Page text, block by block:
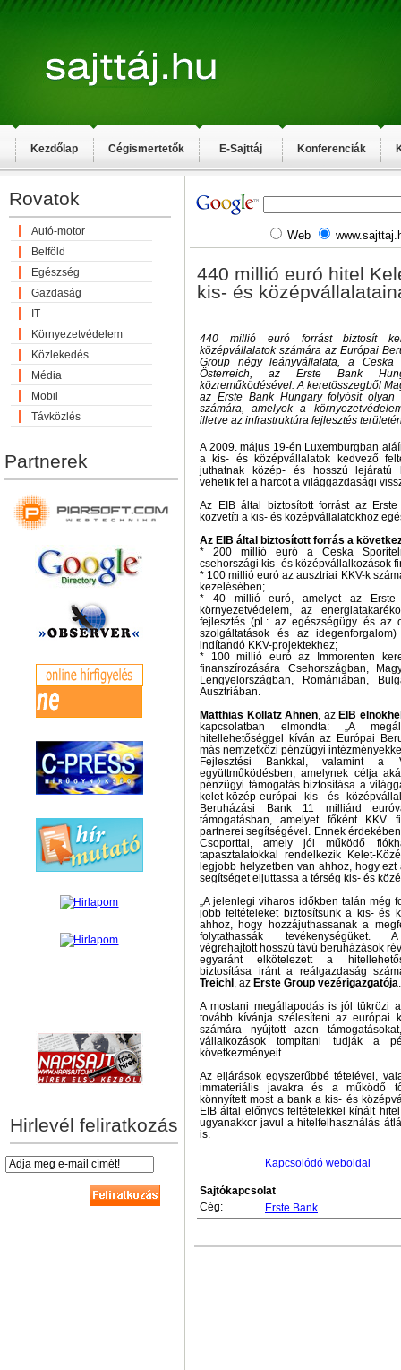
Kezdőlap Cégismertetők E-Sajttáj Konferenciák
Rovatok
Autó-motor
Belföld
Egészség
Gazdaság
IT
Környezetvédelem
Közlekedés
Média
Mobil
Távközlés
Partnerek
Hirlevél feliratkozás
Web
440 millió euró hitel
kis- és
440 millió euró forrást biztosít
középvállalatok számára az Európai
Group négy leányvállalata, a
Österreich, az Erste Bank
közreműködésével. A keretösszegből
az Erste Bank Hungary folyósít olyan
számára, amelyek a
illetve az infrastruktúra fejlesztés
A 2009. május 19-én Luxemburgban
a kis- és középvállalatok kedvező
juthatnak közép- és hosszú lejáratú
vehetik fel a harcot a világgazdasági
Az EIB által biztosított forrást az
közvetíti a kis- és középvállalatokhoz
Az EIB által biztosított forrás a
* 200 millió euró a Ceska
csehországi kis- és középvállalkozások
* 100 millió euró az ausztriai KKV-k
kezelésében;
* 40 millió euró, amelyet az Erste
környezetvédelem, az
fejlesztés (pl.: az egészségügy és az
szolgáltatások és az
indítandó KKV-projektekhez;
* 100 millió euró az Immorenten
finanszírozására Csehországban,
Lengyelországban, Romániában,
Ausztriában.
Matthias Kollatz Ahnen, azEIB
kapcsolatban elmondta: „A
hitellehetőséggel kíván az Európai
más nemzetközi pénzügyi
Fejlesztési Bankkal, valamint a
együttműködésben, amelynek célja
pénzügyi támogatás biztosítása a
kelet-közép-európai kis- és
Beruházási Bank 11 milliárd
támogatásban, amelyet főként KKV
partnerei segítségével. Ennek
Csoporttal, amely jól működő
tapasztalatokkal rendelkezik Kelet-
legjobb helyzetben van ahhoz, hogy
segítséget eljuttassa a térség kis- és
„A jelenlegi viharos időkben talán még
jobb feltételeket biztosítsunk a kis- és
ahhoz, hogy hozzájuthassanak a
folytathassák tevékenységüket. A
végrehajtott hosszú távú beruházások
egyaránt elkötelezett a
biztosítása iránt a reálgazdaság
Treichl , az Erste Group vezérigazgatója.
A mostani megállapodás is jól tükrözi
tovább kívánja szélesíteni az európai
számára nyújtott azon
vállalkozások tompítani tudják a
következményeit.
Az eljárások egyszerűbbé tételével,
immateriális javakra és a működő
könnyített most a bank a kis- és
EIB által előnyös feltételekkel kínált
ugyanakkor javul a hitelfelhasználás
is.
Kapcsolódó weboldal
Sajtókapcsolat
Cég:
Erste Bank